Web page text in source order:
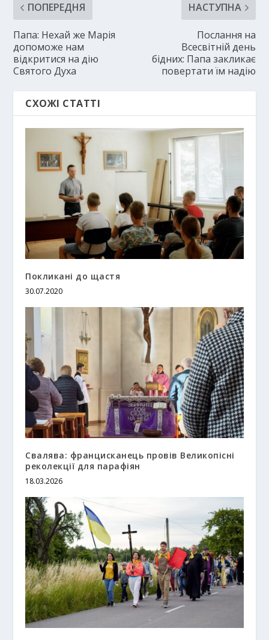
ПОПЕРЕДНЯ
Папа: Нехай же Марія
допоможе нам
відкритися на дію
Святого Духа
НАСТУПНА
Послання на
Всесвітній день
бідних: Папа закликає
повертати їм надію
СХОЖІ СТАТТІ
Покликані до щастя
30.07.2020
Свалява: францисканець провів Великопісні
реколекції для парафіян
18.03.2026